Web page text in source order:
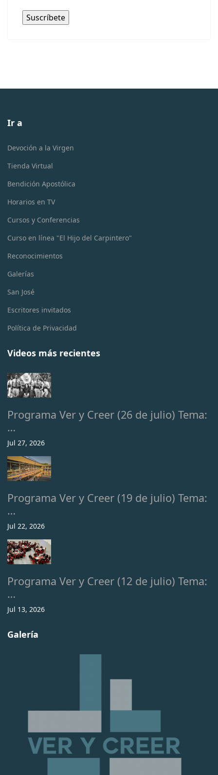
Ir a
Devoción a la Virgen
Tienda Virtual
Bendición Apostólica
Horarios en TV
Cursos y Conferencias
Curso en línea "El Hijo del Carpintero"
Reconocimientos
Galerías
San José
Escritores invitados
Política de Privacidad
Videos más recientes
Programa Ver y Creer (26 de julio) Tema:
…
Jul 27, 2026
Programa Ver y Creer (19 de julio) Tema:
…
Jul 22, 2026
Programa Ver y Creer (12 de julio) Tema:
…
Jul 13, 2026
Galería